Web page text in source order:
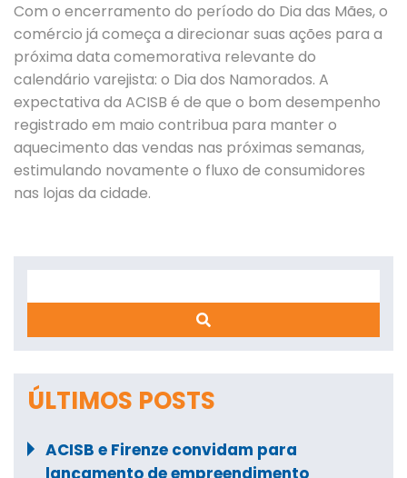
Com o encerramento do período do Dia das Mães, o
comércio já começa a direcionar suas ações para a
próxima data comemorativa relevante do
calendário varejista: o Dia dos Namorados. A
expectativa da ACISB é de que o bom desempenho
registrado em maio contribua para manter o
aquecimento das vendas nas próximas semanas,
estimulando novamente o fluxo de consumidores
nas lojas da cidade.
ÚLTIMOS POSTS
ACISB e Firenze convidam para